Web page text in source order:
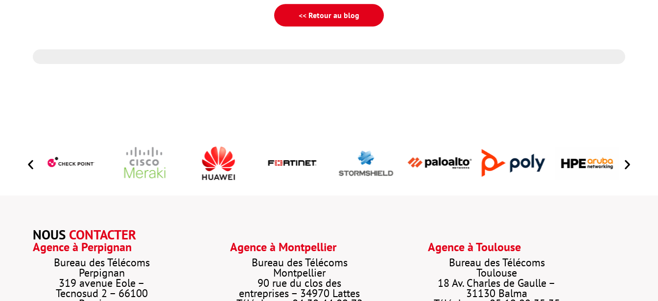
<< Retour au blog
NOUS CONTACTER
Agence à Perpignan
Bureau des Télécoms
Perpignan
319 avenue Eole –
Tecnosud 2 – 66100
Agence à Montpellier
Bureau des Télécoms
Montpellier
90 rue du clos des
entreprises – 34970 Lattes
Agence à Toulouse
Bureau des Télécoms
Toulouse
18 Av. Charles de Gaulle –
31130 Balma